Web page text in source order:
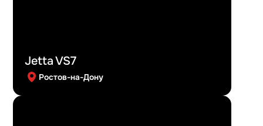
Jetta VS7
Ростов-на-Дону